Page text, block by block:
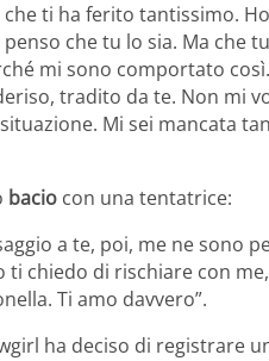
che ti ha ferito tantissimo.
che tu lo sia. Ma che
mi sono comportato
tradito da te. Non mi
Mi sei mancata
bacio con una tentatrice:
a te, poi, me ne sono
chiedo di rischiare con
Ti amo davvero”.
ha deciso di registrare